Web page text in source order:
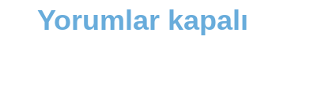
Yorumlar kapalı